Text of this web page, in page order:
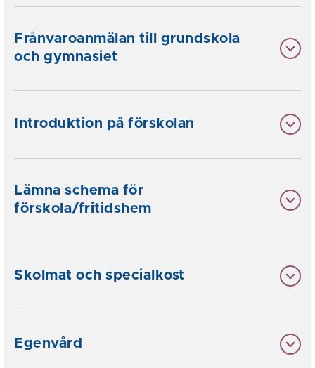
Frånvaroanmälan till grundskola
och gymnasiet
Introduktion på förskolan
Lämna schema för
förskola/fritidshem
Skolmat och specialkost
Egenvård